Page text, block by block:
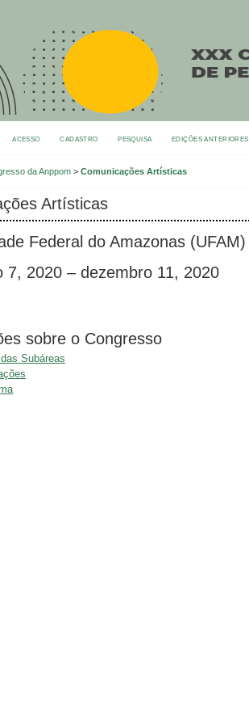
ACESSO CADASTRO PESQUISA EDIÇÕES ANTERIORES
da Anppom >Comunicações Artísticas
Artísticas
Federal do Amazonas (UFAM)
7, 2020 – dezembro 11, 2020
sobre o Congresso
Subáreas